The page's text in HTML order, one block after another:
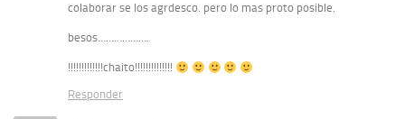
colaborar se los agrdesco. pero lo mas proto posible.
besos……………….
!!!!!!!!!!!!!chaito!!!!!!!!!!!!!!
Responder